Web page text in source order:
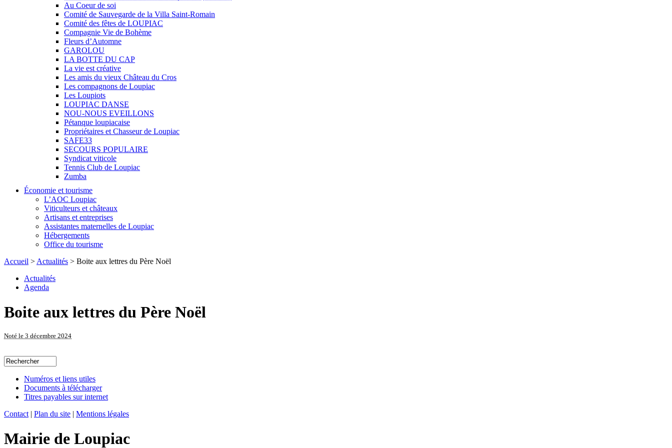
Au Coeur de soi
Comité de Sauvegarde de la Villa Saint-Romain
Comité des fêtes de LOUPIAC
Compagnie Vie de Bohème
Fleurs d’Automne
GAROLOU
LA BOTTE DU CAP
La vie est créative
Les amis du vieux Château du Cros
Les compagnons de Loupiac
Les Loupiots
LOUPIAC DANSE
NOU-NOUS EVEILLONS
Pétanque loupiacaise
Propriétaires et Chasseur de Loupiac
SAFE33
SECOURS POPULAIRE
Syndicat viticole
Tennis Club de Loupiac
Zumba
Économie et tourisme
L’AOC Loupiac
Viticulteurs et châteaux
Artisans et entreprises
Assistantes maternelles de Loupiac
Hébergements
Office du tourisme
Accueil > Actualités > Boite aux lettres du Père Noël
Actualités
Agenda
Boite aux lettres du Père Noël
Noté le 3 décembre 2024
Numéros et liens utiles
Documents à télécharger
Titres payables sur internet
Contact | Plan du site | Mentions légales
Mairie de Loupiac